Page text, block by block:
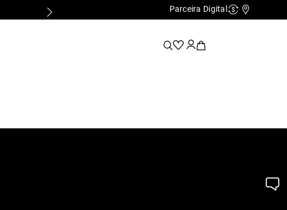
Parceira Digital Cashback